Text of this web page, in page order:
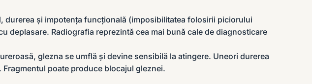
durerea și impotența funcțională (imposibilitatea folosirii piciorului
deplasare. Radiografia reprezintă cea mai bună cale de diagnosticare
glezna se umflă și devine sensibilă la atingere. Uneori durerea
poate produce blocajul gleznei.